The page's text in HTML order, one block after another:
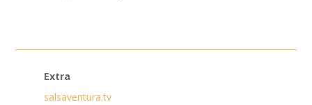
Extra
salsaventura.tv